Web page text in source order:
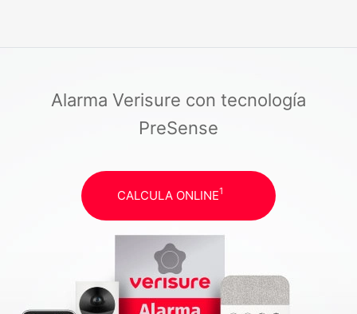
Alarma Verisure con tecnología
PreSense
CALCULA ONLINE1